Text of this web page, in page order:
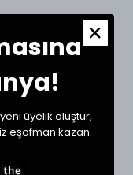
Bermuda Şort
Desenli Premium
Şort
üyelik oluştur,
eşofman kazan.